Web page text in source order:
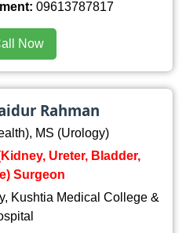
09613787817
Now
Rahman
MS (Urology)
Ureter, Bladder,
Surgeon
Kushtia Medical College &